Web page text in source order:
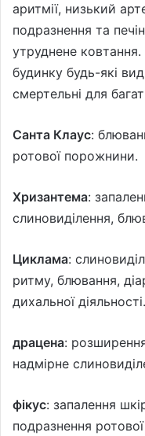
аритмії, низький
подразнення та
утруднене
будинку будь-які
смертельні для
Санта Клаус:
ротової порожнини.
Хризантема:
слиновиділення,
Циклама:
ритму, блювання,
дихальної діяльності.
драцена:
надмірне
фікус: запалення
подразнення